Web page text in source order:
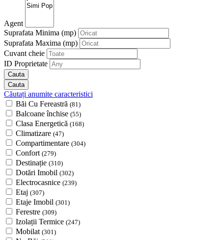
Agent
Suprafata Minima (mp)
Suprafata Maxima (mp)
Cuvant cheie
ID Proprietate
Căutați anumite caracteristici
Băi Cu Fereastră (81)
Balcoane închise (55)
Clasa Energetică (168)
Climatizare (47)
Compartimentare (304)
Confort (279)
Destinație (310)
Dotări Imobil (302)
Electrocasnice (239)
Etaj (307)
Etaje Imobil (301)
Ferestre (309)
Izolații Termice (247)
Mobilat (301)